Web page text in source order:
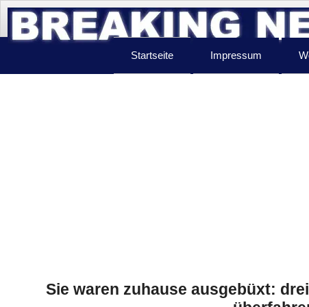
Startseite Impressum
Sie waren zuhause ausgebüxt: